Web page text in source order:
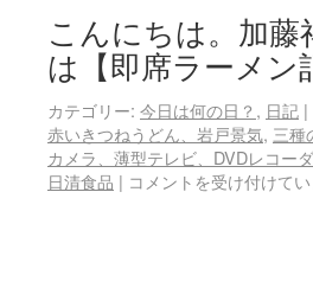
こんにちは。加藤
は【即席ラーメ
カテゴリー: 今日は何の日？ , 日記 |
赤いきつねうどん、岩戸景気, 三種
カメラ、薄型テレビ、DVDレコー
日清食品 | コメントを受け付けて